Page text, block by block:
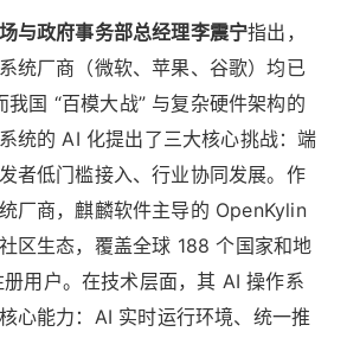
与政府事务部总经理李震宁指出，
统厂商（微软、苹果、谷歌）均已
国 “百模大战” 与复杂硬件架构的
统的 AI 化提出了三大核心挑战：端
者低门槛接入、行业协同发展。作
厂商，麒麟软件主导的 OpenKylin
区生态，覆盖全球 188 个国家和地
用户。在技术层面，其 AI 操作系
心能力：AI 实时运行环境、统一推